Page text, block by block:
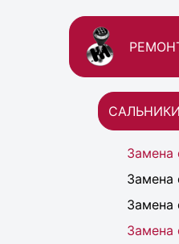
САЛЬНИКИ
Замена
Замена
Замена
Замена